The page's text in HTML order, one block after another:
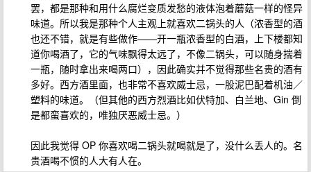
罢，都是那种和用什么腐烂变质发愁的液体泡着蘑菇一样的怪异
味道。所以我是那种个人主观上就喜欢二锅头的人（浓香型的酒
也还不错，就是有些做作——开一瓶浓香型的白酒，上下楼都知
道你喝酒了，它的气味飘得太远了，不像二锅头，可以随身揣着
一瓶，随时拿出来喝两口），因此确实并不觉得那些名贵的酒有
多好。西方酒里面，也非常不喜欢威士忌，一股泥巴配着机油／
塑料的味道。（但其他的西方烈酒比如伏特加、白兰地、Gin 倒
是都蛮喜欢的，唯独厌恶威士忌。）
因此我觉得 OP 你喜欢喝二锅头就喝就是了，没什么丢人的。名
贵酒喝不惯的人大有人在。